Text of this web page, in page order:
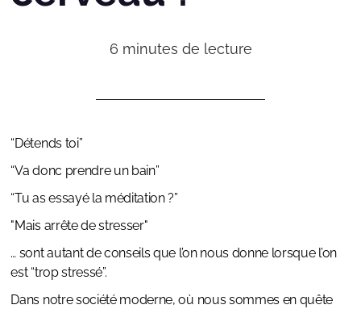
6 minutes de lecture
“Détends toi”
“Va donc prendre un bain”
“Tu as essayé la méditation ?”
"Mais arrête de stresser"
… sont autant de conseils que l’on nous donne lorsque l’on
est “trop stressé”.
Dans notre société moderne, où nous sommes en quête